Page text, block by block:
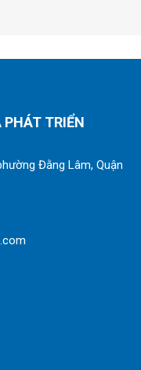
TRIỂN
Đằng Lâm, Quận